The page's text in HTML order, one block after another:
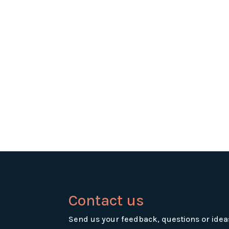
Contact us
Send us your feedback, questions or